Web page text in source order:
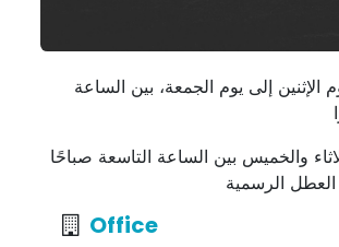
إلى يوم الجمعة، بين الساعة
والخميس بين الساعة التاسعة صباحًا
العطل الرسمية
Office